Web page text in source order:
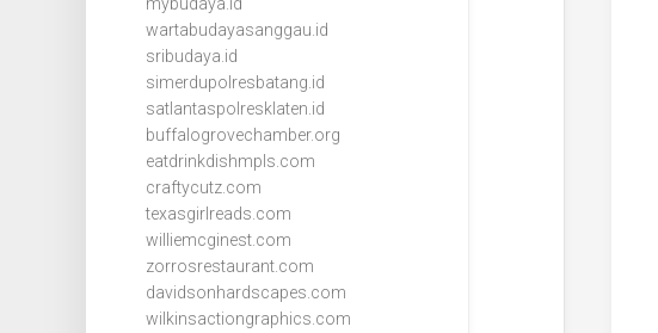
wartabudayasanggau.id
sribudaya.id
simerdupolresbatang.id
satlantaspolresklaten.id
buffalogrovechamber.org
eatdrinkdishmpls.com
craftycutz.com
texasgirlreads.com
williemcginest.com
zorrosrestaurant.com
davidsonhardscapes.com
wilkinsactiongraphics.com